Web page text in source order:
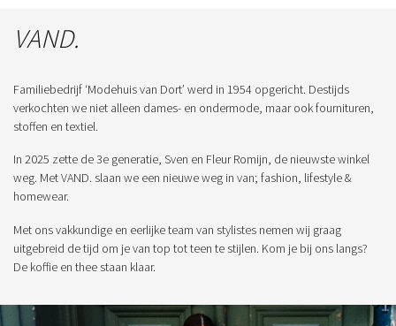
VAND.
Familiebedrijf ‘Modehuis van Dort’ werd in 1954 opgericht. Destijds
verkochten we niet alleen dames- en ondermode, maar ook fournituren,
stoffen en textiel.
In 2025 zette de 3e generatie, Sven en Fleur Romijn, de nieuwste winkel
weg. Met VAND. slaan we een nieuwe weg in van; fashion, lifestyle &
homewear.
Met ons vakkundige en eerlijke team van stylistes nemen wij graag
uitgebreid de tijd om je van top tot teen te stijlen. Kom je bij ons langs?
De koffie en thee staan klaar.